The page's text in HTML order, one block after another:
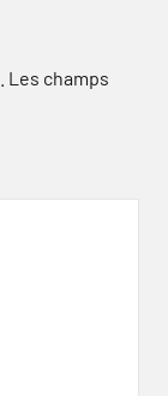
Les champs